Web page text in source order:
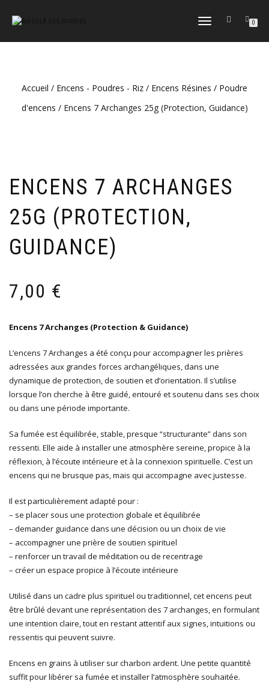
DÉPLIER
NAVIGATION
0
Accueil / Encens - Poudres - Riz / Encens Résines / Poudre
d'encens / Encens 7 Archanges 25g (Protection, Guidance)
ENCENS 7 ARCHANGES
25G (PROTECTION,
GUIDANCE)
7,00 €
Encens 7 Archanges (Protection & Guidance)
L’encens 7 Archanges a été conçu pour accompagner les prières
adressées aux grandes forces archangéliques, dans une
dynamique de protection, de soutien et d’orientation. Il s’utilise
lorsque l’on cherche à être guidé, entouré et soutenu dans ses choix
ou dans une période importante.
Sa fumée est équilibrée, stable, presque “structurante” dans son
ressenti. Elle aide à installer une atmosphère sereine, propice à la
réflexion, à l’écoute intérieure et à la connexion spirituelle. C’est un
encens qui ne brusque pas, mais qui accompagne avec justesse.
Il est particulièrement adapté pour :
– se placer sous une protection globale et équilibrée
– demander guidance dans une décision ou un choix de vie
– accompagner une prière de soutien spirituel
– renforcer un travail de méditation ou de recentrage
– créer un espace propice à l’écoute intérieure
Utilisé dans un cadre plus spirituel ou traditionnel, cet encens peut
être brûlé devant une représentation des 7 archanges, en formulant
une intention claire, tout en restant attentif aux signes, intuitions ou
ressentis qui peuvent suivre.
Encens en grains à utiliser sur charbon ardent. Une petite quantité
suffit pour libérer sa fumée et installer l’atmosphère souhaitée.